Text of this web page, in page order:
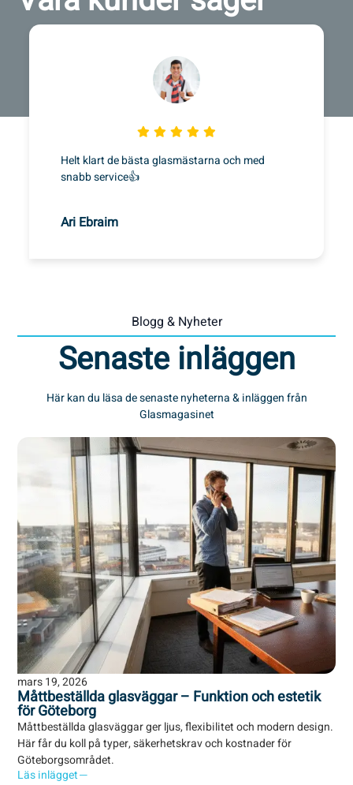
Helt klart de bästa glasmästarna och med
snabb service👍
Ari Ebraim
Blogg & Nyheter
Senaste inläggen
Här kan du läsa de senaste nyheterna & inläggen från
Glasmagasinet
mars 19, 2026
Måttbeställda glasväggar – Funktion och estetik
för Göteborg
Måttbeställda glasväggar ger ljus, flexibilitet och modern design.
Här får du koll på typer, säkerhetskrav och kostnader för
Göteborgsområdet.
Läs inlägget